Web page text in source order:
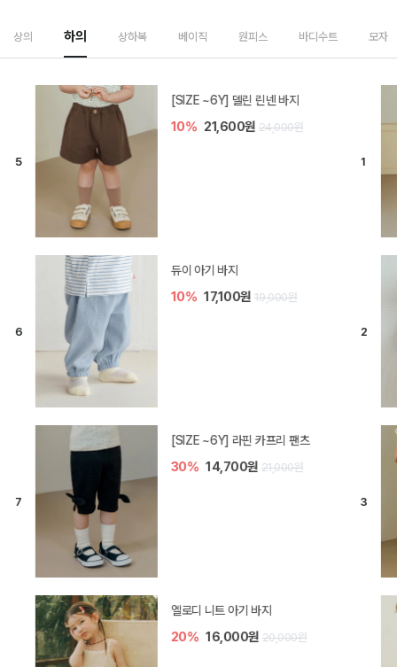
상의 하의 상하복 베이직 원피스 바디수트 모자
[SIZE ~6Y] 델린 린넨 바지
10% 21,600원 24,000원
듀이 아기 바지
10% 17,100원 19,000원
[SIZE ~6Y] 라핀 카프리 팬츠
30% 14,700원 21,000원
엘로디 니트 아기 바지
20% 16,000원 20,000원